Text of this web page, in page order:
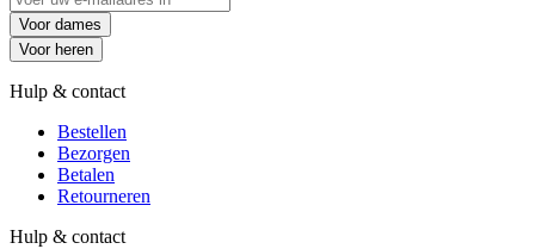
Voor dames
Voor heren
Hulp & contact
Bestellen
Bezorgen
Betalen
Retourneren
Hulp & contact